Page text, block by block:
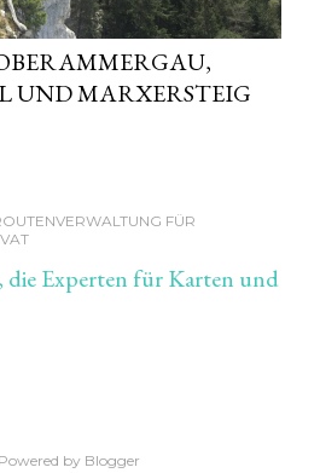
UND MARXERSTEIG
FÜR
die Experten für Karten und
Powered by Blogger